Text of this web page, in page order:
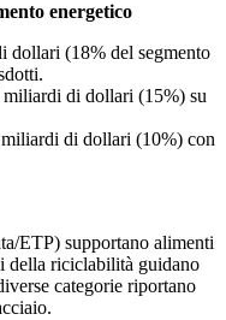
energetico
dollari (18% del segmento
di dollari (15%) su
di dollari (10%) con
ETP) supportano alimenti
della riciclabilità guidano
categorie riportano